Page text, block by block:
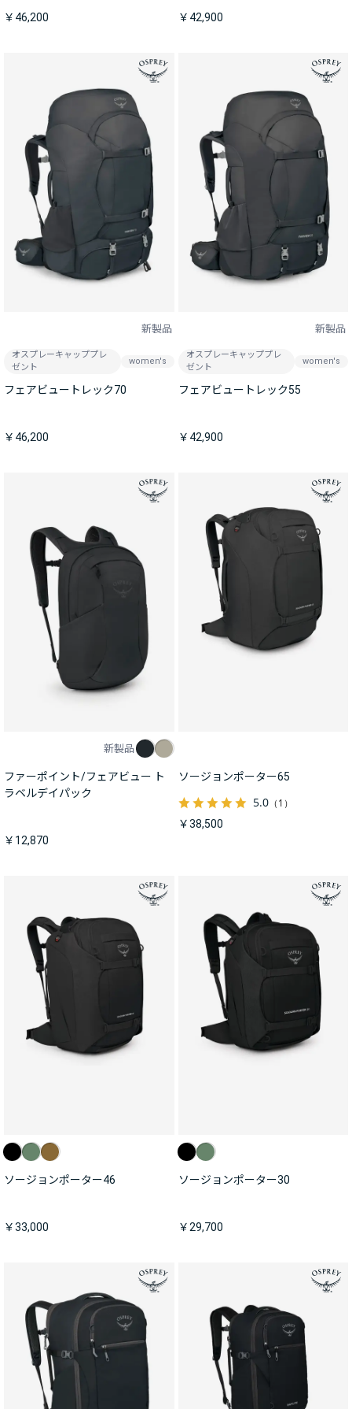
￥46,200 ￥42,900
新製品
オスプレーキャッププレ
ゼント
women's
フェアビュートレック70
￥46,200
新製品
オスプレーキャッププレ
ゼント
women's
フェアビュートレック55
￥42,900
新製品
ファーポイント/フェアビュー ト
ラベルデイパック
￥12,870
ソージョンポーター65
5.0（1）
￥38,500
ソージョンポーター46
￥33,000
ソージョンポーター30
￥29,700